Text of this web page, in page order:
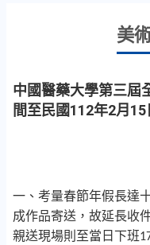
美
中國醫藥大學第三屆
間至民國112年2月15
一、考量春節年假長達
成作品寄送，故延長收
親送現場則至當日下班